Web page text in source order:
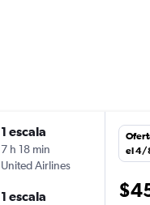
1 escala
7 h 18 min
United Airlines
1 escala
el 4/